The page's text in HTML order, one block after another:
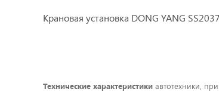
Крановая установка DONG YANG
Технические характеристики автотехники,